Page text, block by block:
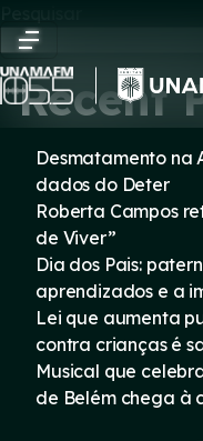
content
Pesquisar
Recent
Desmatamento na
dados do Deter
Roberta Campos
de Viver”
Dia dos Pais:
aprendizados e a
Lei que aumenta
contra crianças é
Musical que
de Belém chega à